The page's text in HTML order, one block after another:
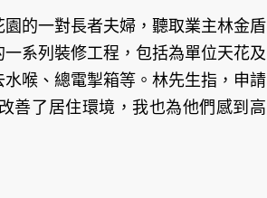
的一對長者夫婦，聽取業主林金盾
系列裝修工程，包括為單位天花及
喉、總電掣箱等。林先生指，申請
善了居住環境，我也為他們感到高